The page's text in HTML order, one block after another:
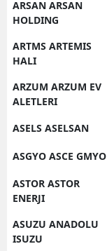
ARSAN ARSAN
HOLDING
ARTMS ARTEMIS
HALI
ARZUM ARZUM EV
ALETLERI
ASELS ASELSAN
ASGYO ASCE GMYO
ASTOR ASTOR
ENERJI
ASUZU ANADOLU
ISUZU